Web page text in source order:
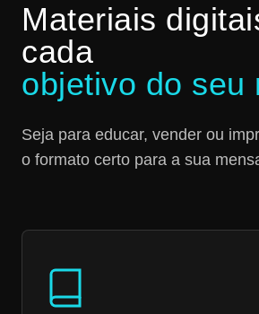
Materiais
cada
objetivo do seu
Seja para educar, vender ou
o formato certo para a sua